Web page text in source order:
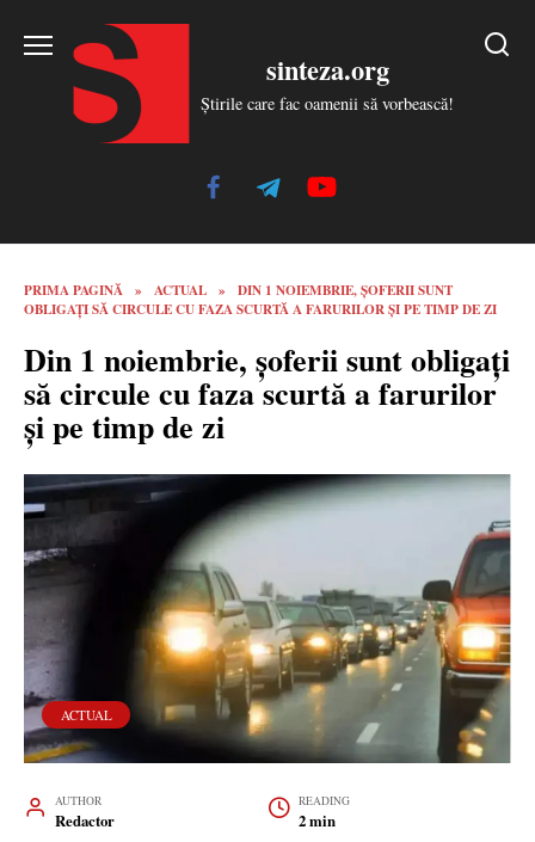
sinteza.org
Știrile care fac oamenii să vorbească!
PRIMA PAGINĂ » ACTUAL »
DIN 1 NOIEMBRIE, ȘOFERII SUNT
OBLIGAȚI SĂ CIRCULE CU FAZA SCURTĂ A FARURILOR ȘI PE TIMP DE ZI
Din 1 noiembrie, șoferii sunt obligați
să circule cu faza scurtă a farurilor
și pe timp de zi
ACTUAL
AUTHOR
Redactor
READING
2 min